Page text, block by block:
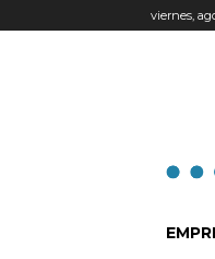
viernes,